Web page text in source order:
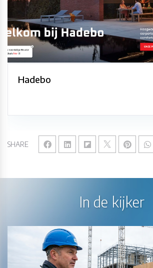
SHARE
Hadebo
In de kijker